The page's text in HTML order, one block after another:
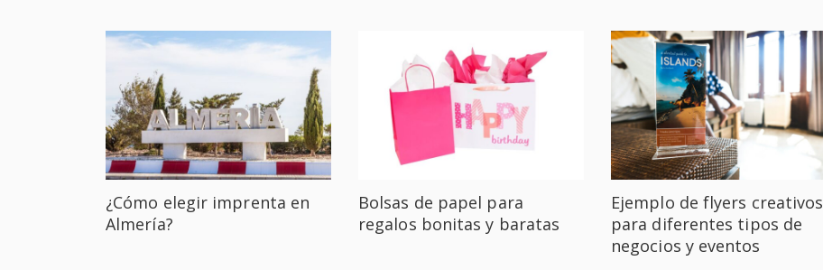
¿Cómo elegir imprenta en
Almería?
Bolsas de papel para
regalos bonitas y baratas
Ejemplo de flyers creativos
para diferentes tipos de
negocios y eventos